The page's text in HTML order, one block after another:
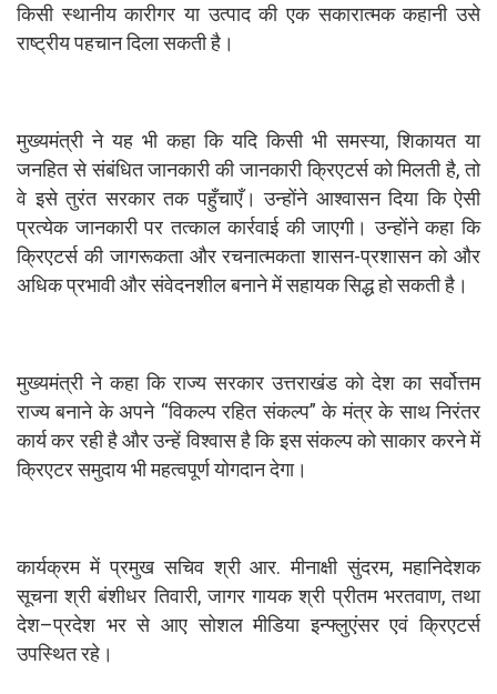
किसी स्थानीय कारीगर या उत्पाद की एक सकारात्मक कहानी उसे
राष्ट्रीय पहचान दिला सकती है।
मुख्यमंत्री ने यह भी कहा कि यदि किसी भी समस्या, शिकायत या
जनहित से संबंधित जानकारी की जानकारी क्रिएटर्स को मिलती है, तो
वे इसे तुरंत सरकार तक पहुँचाएँ। उन्होंने आश्वासन दिया कि ऐसी
प्रत्येक जानकारी पर तत्काल कार्रवाई की जाएगी। उन्होंने कहा कि
क्रिएटर्स की जागरूकता और रचनात्मकता शासन-प्रशासन को और
अधिक प्रभावी और संवेदनशील बनाने में सहायक सिद्ध हो सकती है।
मुख्यमंत्री ने कहा कि राज्य सरकार उत्तराखंड को देश का सर्वोत्तम
राज्य बनाने के अपने “विकल्प रहित संकल्प” के मंत्र के साथ निरंतर
कार्य कर रही है और उन्हें विश्वास है कि इस संकल्प को साकार करने में
क्रिएटर समुदाय भी महत्वपूर्ण योगदान देगा।
कार्यक्रम में प्रमुख सचिव श्री आर. मीनाक्षी सुंदरम, महानिदेशक
सूचना श्री बंशीधर तिवारी, जागर गायक श्री प्रीतम भरतवाण, तथा
देश–प्रदेश भर से आए सोशल मीडिया इन्फ्लुएंसर एवं क्रिएटर्स
उपस्थित रहे।